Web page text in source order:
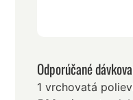
Odporúčané
1 vrchovatá